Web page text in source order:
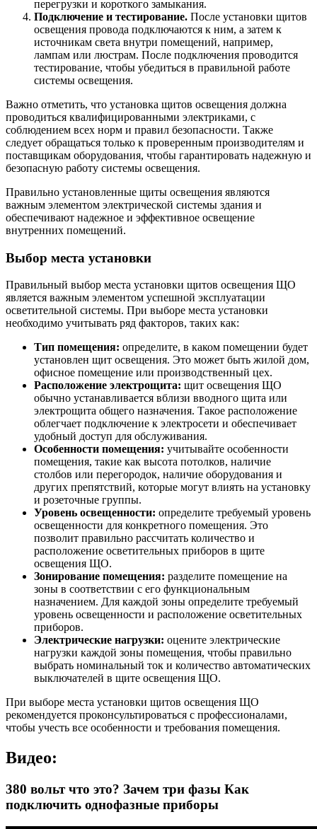
перегрузки и короткого замыкания.
Подключение и тестирование. После установки щитов
освещения провода подключаются к ним, а затем к
источникам света внутри помещений, например,
лампам или люстрам. После подключения проводится
тестирование, чтобы убедиться в правильной работе
системы освещения.
Важно отметить, что установка щитов освещения должна
проводиться квалифицированными электриками, с
соблюдением всех норм и правил безопасности. Также
следует обращаться только к проверенным производителям и
поставщикам оборудования, чтобы гарантировать надежную и
безопасную работу системы освещения.
Правильно установленные щиты освещения являются
важным элементом электрической системы здания и
обеспечивают надежное и эффективное освещение
внутренних помещений.
Выбор места установки
Правильный выбор места установки щитов освещения ЩО
является важным элементом успешной эксплуатации
осветительной системы. При выборе места установки
необходимо учитывать ряд факторов, таких как:
Тип помещения: определите, в каком помещении будет
установлен щит освещения. Это может быть жилой дом,
офисное помещение или производственный цех.
Расположение электрощита: щит освещения ЩО
обычно устанавливается вблизи вводного щита или
электрощита общего назначения. Такое расположение
облегчает подключение к электросети и обеспечивает
удобный доступ для обслуживания.
Особенности помещения: учитывайте особенности
помещения, такие как высота потолков, наличие
столбов или перегородок, наличие оборудования и
других препятствий, которые могут влиять на установку
и розеточные группы.
Уровень освещенности: определите требуемый уровень
освещенности для конкретного помещения. Это
позволит правильно рассчитать количество и
расположение осветительных приборов в щите
освещения ЩО.
Зонирование помещения: разделите помещение на
зоны в соответствии с его функциональным
назначением. Для каждой зоны определите требуемый
уровень освещенности и расположение осветительных
приборов.
Электрические нагрузки: оцените электрические
нагрузки каждой зоны помещения, чтобы правильно
выбрать номинальный ток и количество автоматических
выключателей в щите освещения ЩО.
При выборе места установки щитов освещения ЩО
рекомендуется проконсультироваться с профессионалами,
чтобы учесть все особенности и требования помещения.
Видео:
380 вольт что это? Зачем три фазы Как
подключить однофазные приборы